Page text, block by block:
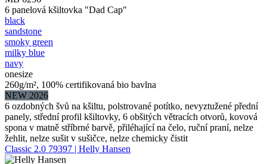
6 panelová kšiltovka "Dad Cap"
black
sandstone
smoky green
milky blue
navy
onesize
260g/m², 100% certifikovaná bio bavlna
NEW 2026
6 ozdobných švů na kšiltu, polstrované potítko, nevyztužené přední
panely, střední profil kšiltovky, 6 obšitých větracích otvorů, kovová
spona v matně stříbrné barvě, přiléhající na čelo, ruční praní, nelze
žehlit, nelze sušit v sušičce, nelze chemicky čistit
Classic 2.0 79397 | Helly Hansen